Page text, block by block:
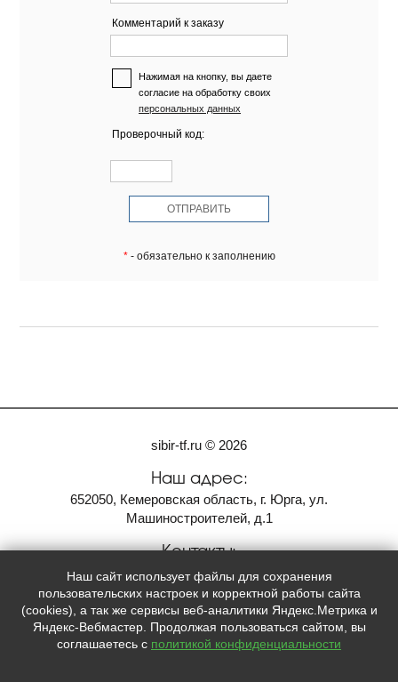
Комментарий к заказу
Нажимая на кнопку, вы даете
согласие на обработку своих
персональных данных
Проверочный код:
*- обязательно к заполнению
sibir-tf.ru © 2026
Наш адрес:
652050, Кемеровская область, г. Юрга, ул.
Машиностроителей, д.1
Контакты:
(3822)
590-133
(913) 829-01-33
sibir-tf@mail.ru
Наш сайт использует файлы для сохранения
пользовательских настроек и корректной работы сайта
(cookies), а так же сервисы веб-аналитики Яндекс.Метрика и
Яндекс-Вебмастер. Продолжая пользоваться сайтом, вы
соглашаетесь с политикой конфиденциальности